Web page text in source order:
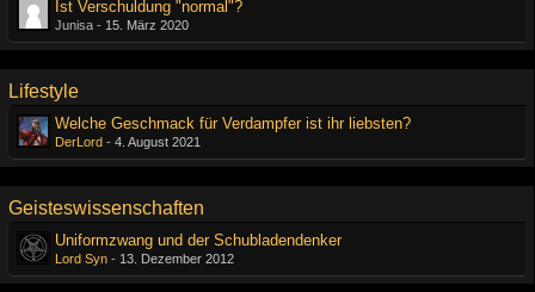
Ist Verschuldung "normal"?
Junisa - 15. März 2020
Lifestyle
Welche Geschmack für Verdampfer ist ihr liebsten?
DerLord - 4. August 2021
Geisteswissenschaften
Uniformzwang und der Schubladendenker
Lord Syn - 13. Dezember 2012